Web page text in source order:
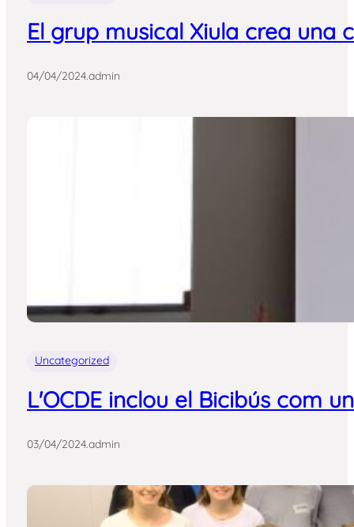
El grup musical Xiula crea una
04/04/2024.admin
Uncategorized
L'OCDE inclou el Bicibús com
03/04/2024.admin